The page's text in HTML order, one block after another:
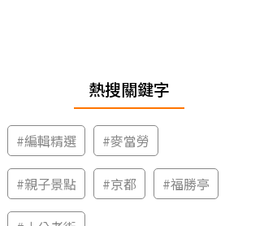
熱搜關鍵字
#編輯精選 #麥當勞
#親子景點 #京都 #福勝亭